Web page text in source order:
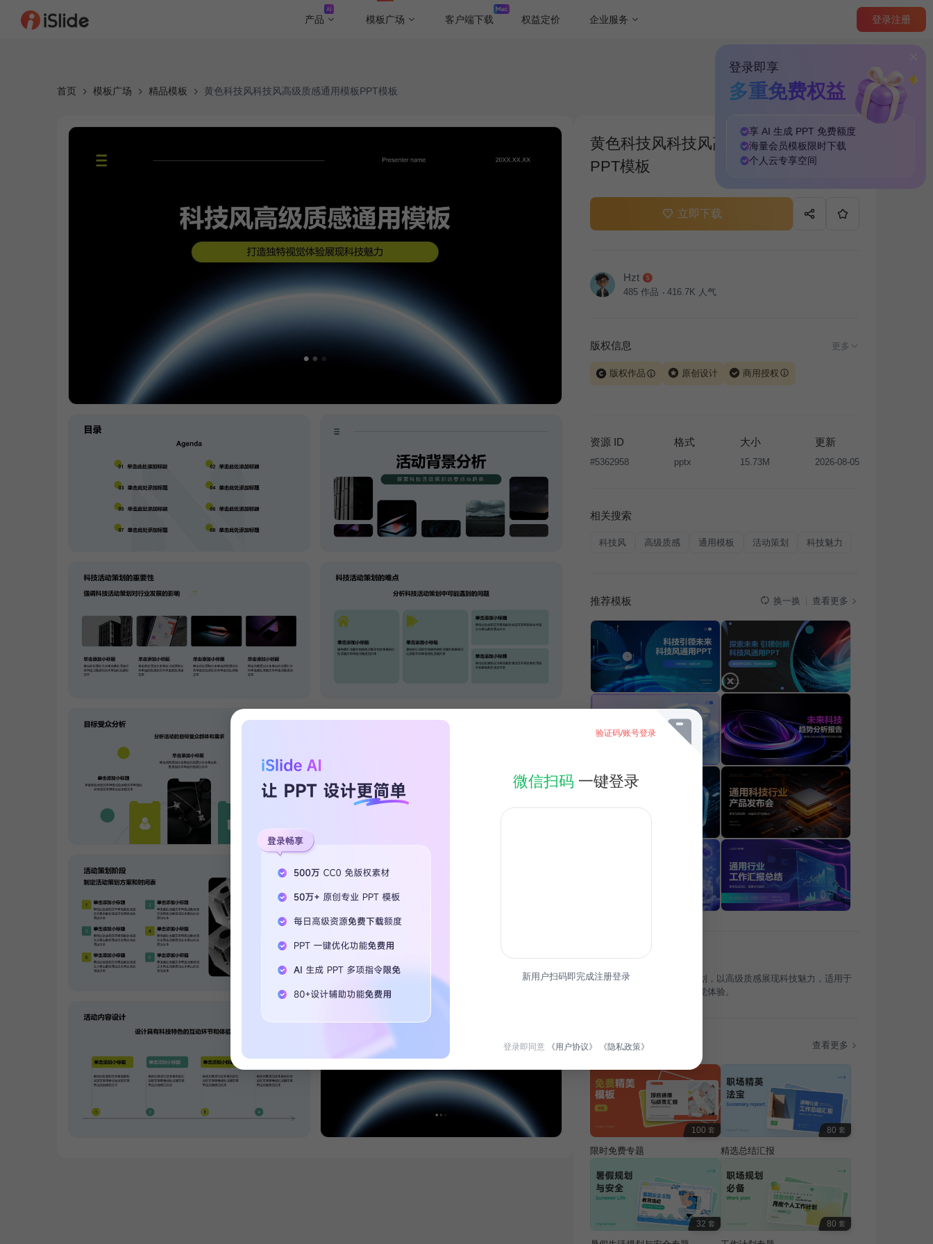
产品 模板广场 客户端下载 权益定价 企业服务 登录注册
登录即享
多重免费权益
享 AI 生成 PPT 免费额度
海量会员模板 限时下载
个人云专享空间
首页 模板广场 精品模板 黄色科技风科技风高级质感通用模板PPT模板
黄色科技风科技风高级质感通用模板
PPT模板
立即下载
Hzt
485 作品 416.7K 人气
版权信息 更多
版权作品 原创设计 商用授权
让、出售或出租，未经投权许可任何人不得擅自转载和分发，否则
将接照我国著作权法的相关规定承担相应法律责任。
资源 ID
#5362958
格式
pptx
大小
15.73M
更新
2026-08-05
相关搜索
科技风 高级质感 通用模板 活动策划 科技魅力
推荐模板 换一换 查看更多
简介
本模板适用于科技风活动策划，以高级质感展现科技魅力，适用于
各类科技活动，打造独特视觉体验。
热门专题 查看更多
100 套
限时免费专题
80 套
精选总结汇报
32 套 80 套
验证码/账号登录
微信扫码 一键登录
新用户扫码即完成注册登录
登录即同意 《用户协议》 《隐私政策》